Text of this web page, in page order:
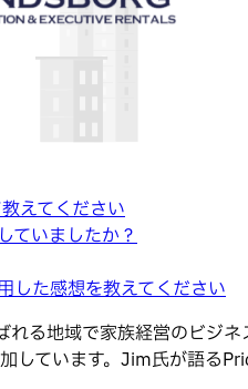
えてください
ていましたか？
した感想を教えてください
る地域で家族経営のビジネ
ています。Jim氏が語る